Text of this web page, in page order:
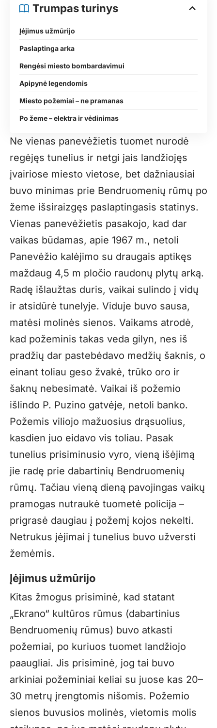
Trumpas turinys
Įėjimus užmūrijo
Paslaptinga arka
Rengėsi miesto bombardavimui
Apipynė legendomis
Miesto požemiai – ne pramanas
Po žeme – elektra ir vėdinimas
Ne vienas panevėžietis tuomet nurodė
regėjęs tunelius ir netgi jais landžiojęs
įvairiose miesto vietose, bet dažniausiai
buvo minimas prie Bendruomenių rūmų po
žeme išsiraizgęs paslaptingasis statinys.
Vienas panevėžietis pasakojo, kad dar
vaikas būdamas, apie 1967 m., netoli
Panevėžio kalėjimo su draugais aptikęs
maždaug 4,5 m pločio raudonų plytų arką.
Radę išlaužtas duris, vaikai sulindo į vidų
ir atsidūrė tunelyje. Viduje buvo sausa,
matėsi molinės sienos. Vaikams atrodė,
kad požeminis takas veda gilyn, nes iš
pradžių dar pastebėdavo medžių šaknis, o
einant toliau geso žvakė, trūko oro ir
šaknų nebesimatė. Vaikai iš požemio
išlindo P. Puzino gatvėje, netoli banko.
Požemis viliojo mažuosius drąsuolius,
kasdien juo eidavo vis toliau. Pasak
tunelius prisiminusio vyro, vieną išėjimą
jie radę prie dabartinių Bendruomenių
rūmų. Tačiau vieną dieną pavojingas vaikų
pramogas nutraukė tuometė policija –
prigrasė daugiau į požemį kojos nekelti.
Netrukus įėjimai į tunelius buvo užversti
žemėmis.
Įėjimus užmūrijo
Kitas žmogus prisiminė, kad statant
„Ekrano“ kultūros rūmus (dabartinius
Bendruomenių rūmus) buvo atkasti
požemiai, po kuriuos tuomet landžiojo
paaugliai. Jis prisiminė, jog tai buvo
arkiniai požeminiai keliai su juose kas 20–
30 metrų įrengtomis nišomis. Požemio
sienos buvusios molinės, vietomis molis